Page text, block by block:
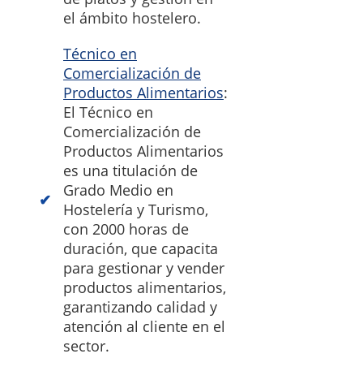
el ámbito hostelero.
Técnico en
Comercialización de
Productos Alimentarios:
El Técnico en
Comercialización de
Productos Alimentarios
es una titulación de
Grado Medio en
Hostelería y Turismo,
con 2000 horas de
duración, que capacita
para gestionar y vender
productos alimentarios,
garantizando calidad y
atención al cliente en el
sector.